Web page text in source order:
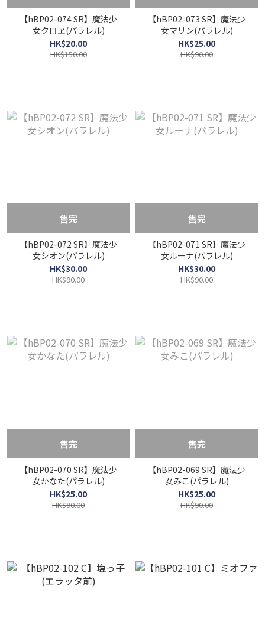
【hBP02-074 SR】魔法少
女クロヱ(パラレル)
HK$20.00
HK$150.00
【hBP02-073 SR】魔法少
女マリン(パラレル)
HK$25.00
HK$90.00
售完
【hBP02-072 SR】魔法少
女シオン(パラレル)
HK$30.00
HK$90.00
售完
【hBP02-071 SR】魔法少
女ルーナ(パラレル)
HK$30.00
HK$90.00
售完
【hBP02-070 SR】魔法少
女かなた(パラレル)
HK$25.00
HK$90.00
售完
【hBP02-069 SR】魔法少
女みこ(パラレル)
HK$25.00
HK$90.00